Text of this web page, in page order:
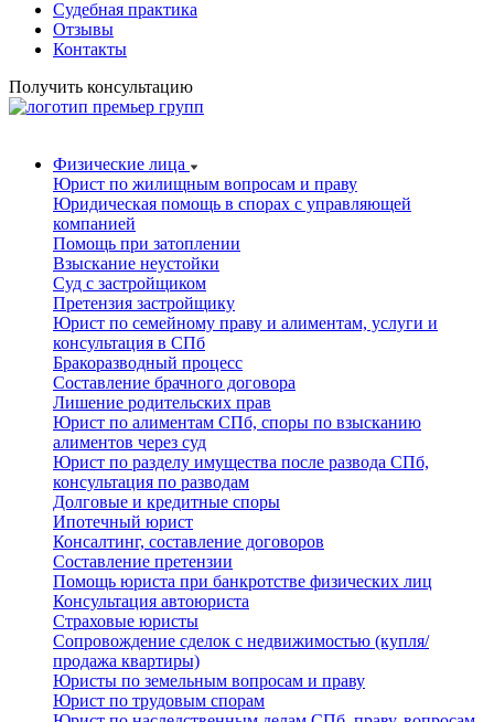
Судебная практика
Отзывы
Контакты
Получить консультацию
Физические лица
Юрист по жилищным вопросам и праву
Юридическая помощь в спорах с управляющей
компанией
Помощь при затоплении
Взыскание неустойки
Суд с застройщиком
Претензия застройщику
Юрист по семейному праву и алиментам, услуги и
консультация в СПб
Бракоразводный процесс
Составление брачного договора
Лишение родительских прав
Юрист по алиментам СПб, споры по взысканию
алиментов через суд
Юрист по разделу имущества после развода СПб,
консультация по разводам
Долговые и кредитные споры
Ипотечный юрист
Консалтинг, составление договоров
Составление претензии
Помощь юриста при банкротстве физических лиц
Консультация автоюриста
Страховые юристы
Сопровождение сделок с недвижимостью (купля/
продажа квартиры)
Юристы по земельным вопросам и праву
Юрист по трудовым спорам